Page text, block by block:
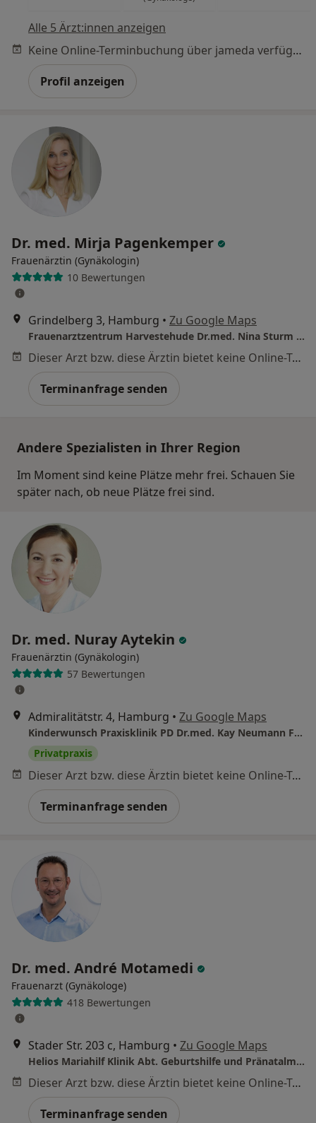
Alle 5 Ärzt:innen anzeigen
Keine Online-Terminbuchung über jameda verfügbar
Profil anzeigen
Dr. med. Mirja Pagenkemper
Frauenärztin (Gynäkologin)
10 Bewertungen
Grindelberg 3, Hamburg • Zu Google Maps
Frauenarztzentrum Harvestehude Dr.med. Nina Sturm & Dr. med. Christina Bossler
Dieser Arzt bzw. diese Ärztin bietet keine Online-Terminbuchung an diesem Standort an.
Terminanfrage senden
Andere Spezialisten in Ihrer Region
Im Moment sind keine Plätze mehr frei. Schauen Sie
später nach, ob neue Plätze frei sind.
Dr. med. Nuray Aytekin
Frauenärztin (Gynäkologin)
57 Bewertungen
Admiralitätstr. 4, Hamburg • Zu Google Maps
Kinderwunsch Praxisklinik PD Dr.med. Kay Neumann Facharzt für Frauenheilkunde
Privatpraxis
Dieser Arzt bzw. diese Ärztin bietet keine Online-Terminbuchung an diesem Standort an.
Terminanfrage senden
Dr. med. André Motamedi
Frauenarzt (Gynäkologe)
418 Bewertungen
Stader Str. 203 c, Hamburg • Zu Google Maps
Helios Mariahilf Klinik Abt. Geburtshilfe und Pränatalmedizin
Dieser Arzt bzw. diese Ärztin bietet keine Online-Terminbuchung an diesem Standort an.
Terminanfrage senden